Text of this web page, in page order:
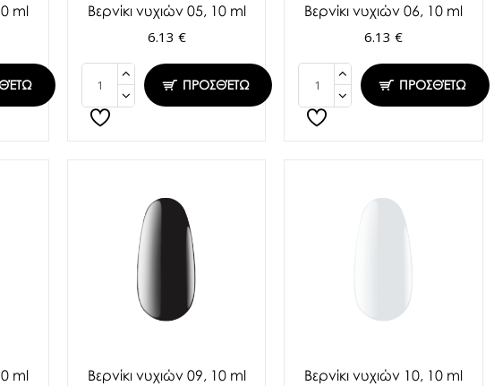
ml
Βερνίκι νυχιών 05, 10 ml
6.13 €
ΠΡΟΣΘΈΤΩ
Βερνίκι νυχιών 06, 10 ml
6.13 €
ΠΡΟΣΘΈΤΩ
ml
Βερνίκι νυχιών 09, 10 ml
Βερνίκι νυχιών 10, 10 ml